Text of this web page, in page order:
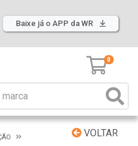
Baixe já o APP da WR
0
VOLTAR